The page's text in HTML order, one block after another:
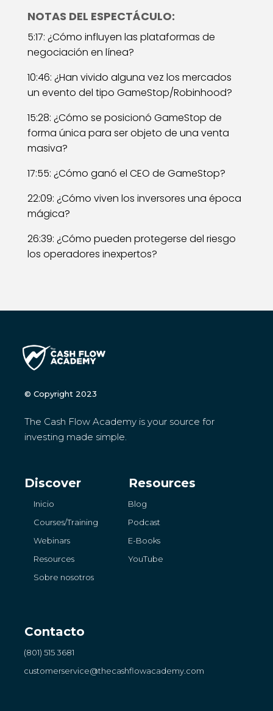
NOTAS DEL ESPECTÁCULO:
5:17: ¿Cómo influyen las plataformas de
negociación en línea?
10:46: ¿Han vivido alguna vez los mercados
un evento del tipo GameStop/Robinhood?
15:28: ¿Cómo se posicionó GameStop de
forma única para ser objeto de una venta
masiva?
17:55: ¿Cómo ganó el CEO de GameStop?
22:09: ¿Cómo viven los inversores una época
mágica?
26:39: ¿Cómo pueden protegerse del riesgo
los operadores inexpertos?
© Copyright 2023
The Cash Flow Academy is your source for
investing made simple.
Discover
Inicio
Courses/Training
Webinars
Resources
Sobre nosotros
Resources
Blog
Podcast
E-Books
YouTube
Contacto
(801) 515 3681
customerservice@thecashflowacademy.com